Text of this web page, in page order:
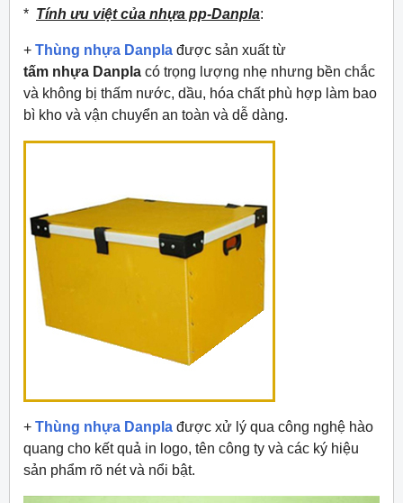
* Tính ưu việt của nhựa pp-Danpla:
+ Thùng nhựa Danpla được sản xuất từ
tấm nhựa Danpla có trọng lượng nhẹ nhưng bền chắc
và không bị thấm nước, dầu, hóa chất phù hợp làm bao
bì kho và vận chuyển an toàn và dễ dàng.
+ Thùng nhựa Danpla được xử lý qua công nghệ hào
quang cho kết quả in logo, tên công ty và các ký hiệu
sản phẩm rõ nét và nổi bật.